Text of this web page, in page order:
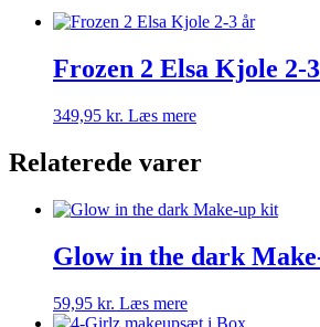
Frozen 2 Elsa Kjole 2-
349,95 kr. Læs mere
Relaterede varer
Glow in the dark
59,95 kr. Læs mere